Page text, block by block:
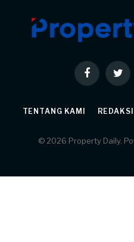
Facebook
TENTANG KAMI REDAKSI
© 2026 Property Daily.